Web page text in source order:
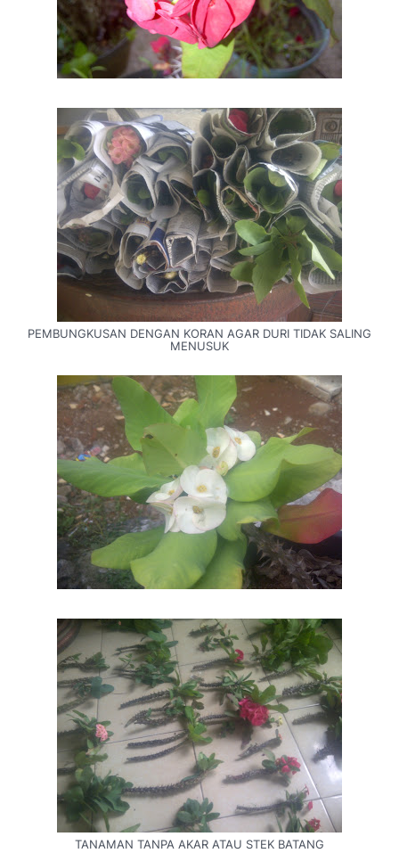
PEMBUNGKUSAN DENGAN KORAN AGAR DURI TIDAK SALING
MENUSUK
TANAMAN TANPA AKAR ATAU STEK BATANG